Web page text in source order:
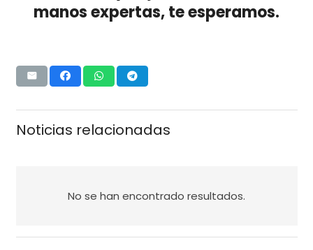
manos expertas, te esperamos.
Noticias relacionadas
No se han encontrado resultados.